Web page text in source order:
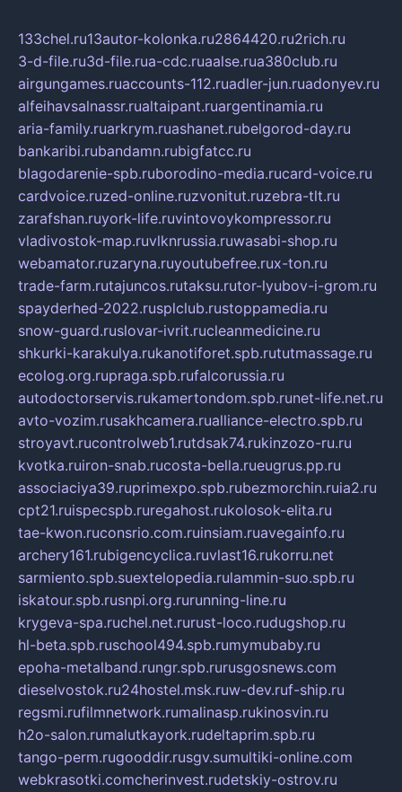
133chel.ru13autor-kolonka.ru2864420.ru2rich.ru
3-d-file.ru3d-file.rua-cdc.ruaalse.rua380club.ru
airgungames.ruaccounts-112.ruadler-jun.ruadonyev.ru
alfeihavsalnassr.rualtaipant.ruargentinamia.ru
aria-family.ruarkrym.ruashanet.rubelgorod-day.ru
bankaribi.rubandamn.rubigfatcc.ru
blagodarenie-spb.ruborodino-media.rucard-voice.ru
cardvoice.ruzed-online.ruzvonitut.ruzebra-tlt.ru
zarafshan.ruyork-life.ruvintovoykompressor.ru
vladivostok-map.ruvlknrussia.ruwasabi-shop.ru
webamator.ruzaryna.ruyoutubefree.rux-ton.ru
trade-farm.rutajuncos.rutaksu.rutor-lyubov-i-grom.ru
spayderhed-2022.rusplclub.rustoppamedia.ru
snow-guard.ruslovar-ivrit.rucleanmedicine.ru
shkurki-karakulya.rukanotiforet.spb.rututmassage.ru
ecolog.org.rupraga.spb.rufalcorussia.ru
autodoctorservis.rukamertondom.spb.runet-life.net.ru
avto-vozim.rusakhcamera.rualliance-electro.spb.ru
stroyavt.rucontrolweb1.rutdsak74.rukinzozo-ru.ru
kvotka.ruiron-snab.rucosta-bella.rueugrus.pp.ru
associaciya39.ruprimexpo.spb.rubezmorchin.ruia2.ru
cpt21.ruispecspb.ruregahost.rukolosok-elita.ru
tae-kwon.ruconsrio.com.ruinsiam.ruavegainfo.ru
archery161.rubigencyclica.ruvlast16.rukorru.net
sarmiento.spb.suextelopedia.rulammin-suo.spb.ru
iskatour.spb.rusnpi.org.rurunning-line.ru
krygeva-spa.ruchel.net.rurust-loco.rudugshop.ru
hl-beta.spb.ruschool494.spb.rumymubaby.ru
epoha-metalband.rungr.spb.rurusgosnews.com
dieselvostok.ru24hostel.msk.ruw-dev.ruf-ship.ru
regsmi.rufilmnetwork.rumalinasp.rukinosvin.ru
h2o-salon.rumalutkayork.rudeltaprim.spb.ru
tango-perm.rugooddir.rusgv.sumultiki-online.com
webkrasotki.comcherinvest.rudetskiy-ostrov.ru